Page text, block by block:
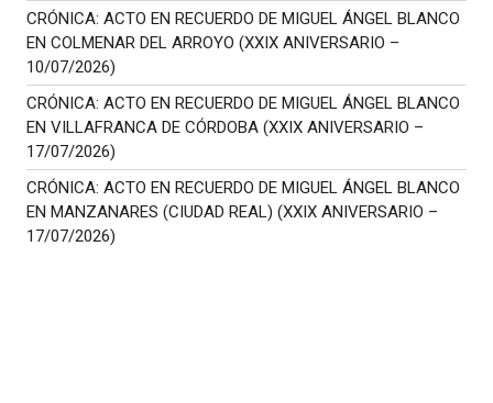
CRÓNICA: ACTO EN RECUERDO DE MIGUEL ÁNGEL BLANCO
EN COLMENAR DEL ARROYO (XXIX ANIVERSARIO –
10/07/2026)
CRÓNICA: ACTO EN RECUERDO DE MIGUEL ÁNGEL BLANCO
EN VILLAFRANCA DE CÓRDOBA (XXIX ANIVERSARIO –
17/07/2026)
CRÓNICA: ACTO EN RECUERDO DE MIGUEL ÁNGEL BLANCO
EN MANZANARES (CIUDAD REAL) (XXIX ANIVERSARIO –
17/07/2026)